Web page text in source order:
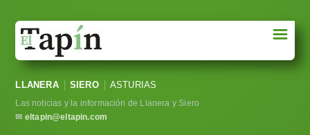
Sociedad
Política
☰
LLANERA SIERO ASTURIAS
Las noticias y la información de Llanera y Siero
✉ eltapin@eltapin.com